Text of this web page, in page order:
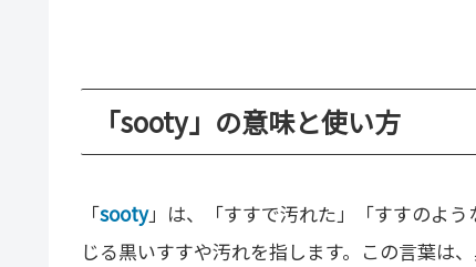
「sooty」の意味と使い方
「sooty」は、「すすで汚れた」「すすのよ
じる黒いすすや汚れを指します。この言葉は